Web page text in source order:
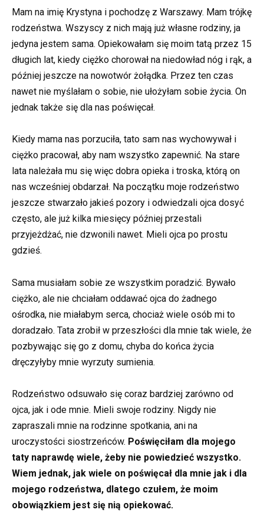
Mam na imię Krystyna i pochodzę z Warszawy. Mam trójkę
rodzeństwa. Wszyscy z nich mają już własne rodziny, ja
jedyna jestem sama. Opiekowałam się moim tatą przez 15
długich lat, kiedy ciężko chorował na niedowład nóg i rąk, a
później jeszcze na nowotwór żołądka. Przez ten czas
nawet nie myślałam o sobie, nie ułożyłam sobie życia. On
jednak także się dla nas poświęcał.
Kiedy mama nas porzuciła, tato sam nas wychowywał i
ciężko pracował, aby nam wszystko zapewnić. Na stare
lata należała mu się więc dobra opieka i troska, którą on
nas wcześniej obdarzał. Na początku moje rodzeństwo
jeszcze stwarzało jakieś pozory i odwiedzali ojca dosyć
często, ale już kilka miesięcy później przestali
przyjeżdżać, nie dzwonili nawet. Mieli ojca po prostu
gdzieś.
Sama musiałam sobie ze wszystkim poradzić. Bywało
ciężko, ale nie chciałam oddawać ojca do żadnego
ośrodka, nie miałabym serca, chociaż wiele osób mi to
doradzało. Tata zrobił w przeszłości dla mnie tak wiele, że
pozbywając się go z domu, chyba do końca życia
dręczyłyby mnie wyrzuty sumienia.
Rodzeństwo odsuwało się coraz bardziej zarówno od
ojca, jak i ode mnie. Mieli swoje rodziny. Nigdy nie
zapraszali mnie na rodzinne spotkania, ani na
uroczystości siostrzeńców. Poświęciłam dla mojego
taty naprawdę wiele, żeby nie powiedzieć wszystko.
Wiem jednak, jak wiele on poświęcał dla mnie jak i dla
mojego rodzeństwa, dlatego czułem, że moim
obowiązkiem jest się nią opiekować.